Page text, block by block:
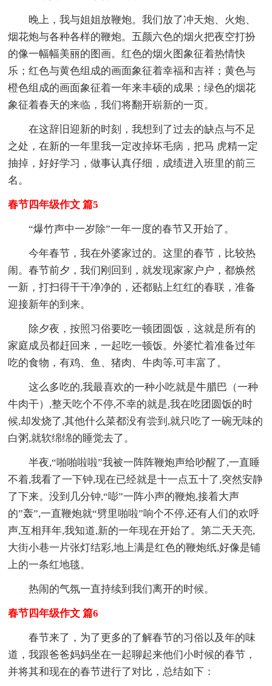
晚上，我与姐姐放鞭炮。我们放了冲天炮、火炮、
烟花炮与各种各样的鞭炮。五颜六色的烟火把夜空打扮
的像一幅幅美丽的图画。红色的烟火图象征着热情快
乐；红色与黄色组成的画面象征着幸福和吉祥；黄色与
橙色组成的画面象征着一年来丰硕的成果；绿色的烟花
象征着春天的来临，我们将翻开崭新的一页。
在这辞旧迎新的时刻，我想到了过去的缺点与不足
之处，在新的一年里我一定改掉坏毛病，把马 虎精一定
抽掉，好好学习，做事认真仔细，成绩进入班里的前三
名。
春节四年级作文 篇5
“爆竹声中一岁除”一年一度的春节又开始了。
今年春节，我在外婆家过的。这里的春节，比较热
闹。春节前夕，我们刚回到，就发现家家户户，都焕然
一新，打扫得干干净净的，还都贴上红红的春联，准备
迎接新年的到来。
除夕夜，按照习俗要吃一顿团圆饭，这就是所有的
家庭成员都赶回来，一起吃一顿饭。外婆忙着准备过年
吃的食物，有鸡、鱼、猪肉、牛肉等,可丰富了。
这么多吃的,我最喜欢的一种小吃就是牛腊巴（一种
牛肉干）,整天吃个不停,不幸的就是,我在吃团圆饭的时
候,却发烧了,其他什么菜都没有尝到,就只吃了一碗无味的
白粥,就软绵绵的睡觉去了。
半夜,“啪啪啦啦”我被一阵阵鞭炮声给吵醒了,一直睡
不着,我看了一下钟,现在已经就是十一点五十了,突然安静
了下来。没到几分钟,“嘭”一阵小声的鞭炮,接着大声
的”轰”,一直鞭炮就“劈里啪啦”响个不停,还有人们的欢呼
声,互相拜年,我知道,新的一年现在开始了。第二天天亮,
大街小巷一片张灯结彩,地上满是红色的鞭炮纸,好像是铺
上的一条红地毯。
热闹的气氛一直持续到我们离开的时候。
春节四年级作文 篇6
春节来了，为了更多的了解春节的习俗以及年的味
道，我跟爸爸妈妈坐在一起聊起来他们小时候的春节，
并将其和现在的春节进行了对比，总结如下：